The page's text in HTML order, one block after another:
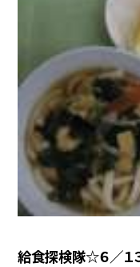
給食探検隊☆６／１